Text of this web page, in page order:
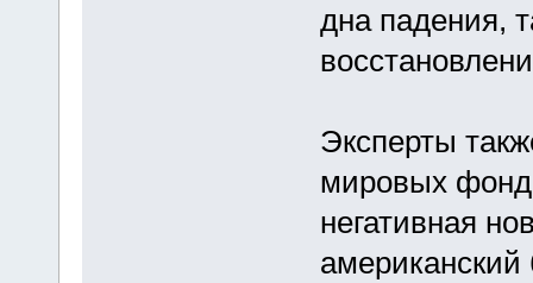
дна падения,
Эксперты
мировых
негативная
американский